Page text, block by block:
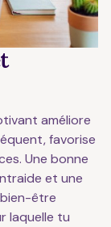
améliore
favorise
Une bonne
et une
être
laquelle tu